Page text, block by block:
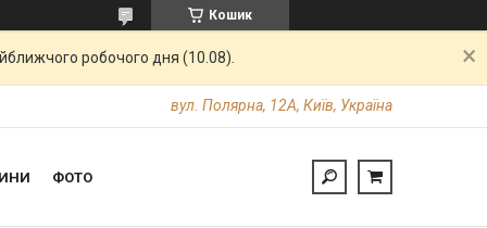
Кошик
робочого дня (10.08).
вул. Полярна, 12А, Київ, Україна
ФОТО